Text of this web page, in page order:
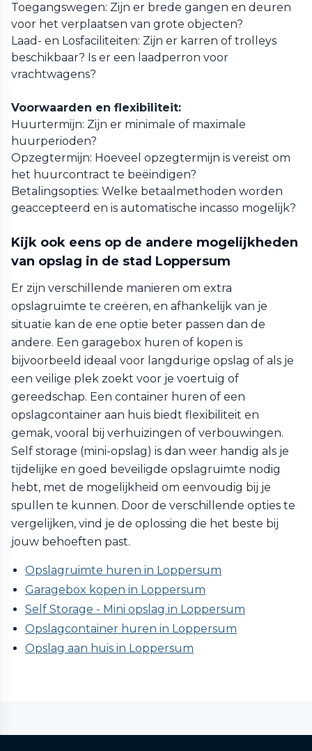
Toegangswegen: Zijn er brede gangen en deuren
voor het verplaatsen van grote objecten?
Laad- en Losfaciliteiten: Zijn er karren of trolleys
beschikbaar? Is er een laadperron voor
vrachtwagens?
Voorwaarden en flexibiliteit:
Huurtermijn: Zijn er minimale of maximale
huurperioden?
Opzegtermijn: Hoeveel opzegtermijn is vereist om
het huurcontract te beëindigen?
Betalingsopties: Welke betaalmethoden worden
geaccepteerd en is automatische incasso mogelijk?
Kijk ook eens op de andere mogelijkheden
van opslag in de stad Loppersum
Er zijn verschillende manieren om extra
opslagruimte te creëren, en afhankelijk van je
situatie kan de ene optie beter passen dan de
andere. Een garagebox huren of kopen is
bijvoorbeeld ideaal voor langdurige opslag of als je
een veilige plek zoekt voor je voertuig of
gereedschap. Een container huren of een
opslagcontainer aan huis biedt flexibiliteit en
gemak, vooral bij verhuizingen of verbouwingen.
Self storage (mini-opslag) is dan weer handig als je
tijdelijke en goed beveiligde opslagruimte nodig
hebt, met de mogelijkheid om eenvoudig bij je
spullen te kunnen. Door de verschillende opties te
vergelijken, vind je de oplossing die het beste bij
jouw behoeften past.
Opslagruimte huren in Loppersum
Garagebox kopen in Loppersum
Self Storage - Mini opslag in Loppersum
Opslagcontainer huren in Loppersum
Opslag aan huis in Loppersum